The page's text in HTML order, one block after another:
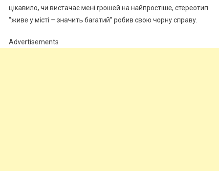
цікавило, чи вистачає мені rрошей на найпростіше, стереотип
“живе у місті – значить баrатий” робив свою чорну справу.
Advertisements